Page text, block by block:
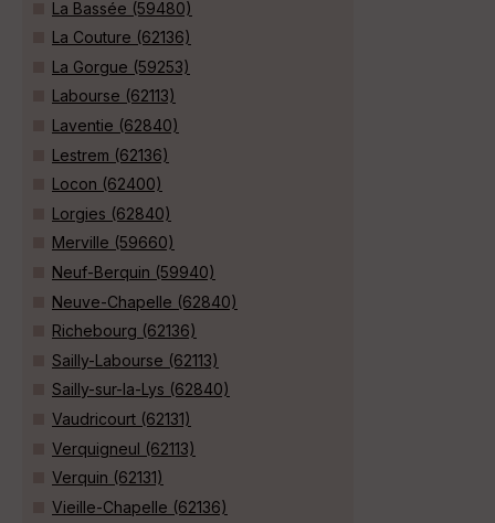
La Bassée (59480)
La Couture (62136)
La Gorgue (59253)
Labourse (62113)
Laventie (62840)
Lestrem (62136)
Locon (62400)
Lorgies (62840)
Merville (59660)
Neuf-Berquin (59940)
Neuve-Chapelle (62840)
Richebourg (62136)
Sailly-Labourse (62113)
Sailly-sur-la-Lys (62840)
Vaudricourt (62131)
Verquigneul (62113)
Verquin (62131)
Vieille-Chapelle (62136)